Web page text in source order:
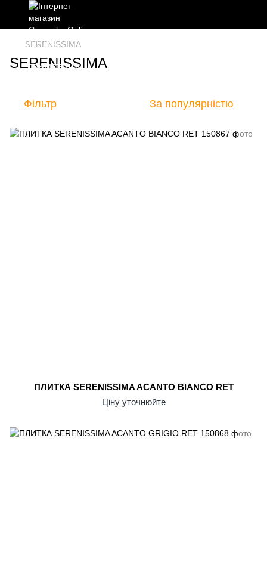
SERENISSIMA
SERENISSIMA
Фільтр За популярністю
ПЛИТКА SERENISSIMA ACANTO BIANCO RET
Ціну уточнюйте